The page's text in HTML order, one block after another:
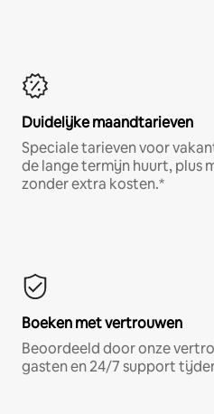
Duidelijke maandtarieven
Speciale tarieven voor
de lange termijn huurt, plus
zonder extra kosten.*
Boeken met vertrouwen
Beoordeeld door onze
gasten en 24/7 support